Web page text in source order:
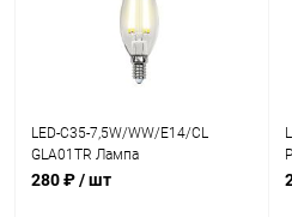
LED-C35-7,5W/WW/E14/CL
GLA01TR Лампа
светодиодная.Форма свеча
280 ₽/ шт